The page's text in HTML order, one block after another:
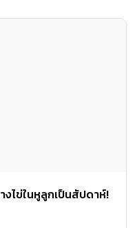
งไข่ในหูลูกเป็นสัปดาห์!